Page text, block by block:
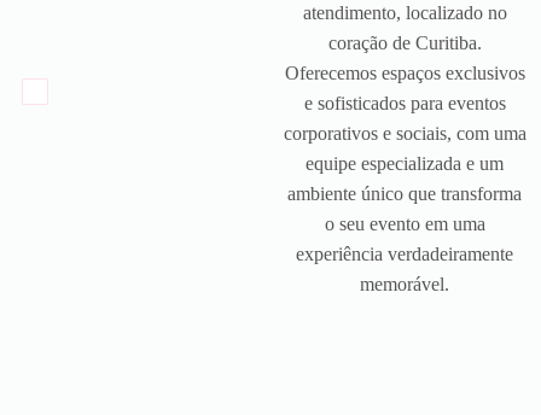
atendimento, localizado no
coração de Curitiba.
Oferecemos espaços exclusivos
e sofisticados para eventos
corporativos e sociais, com uma
equipe especializada e um
ambiente único que transforma
o seu evento em uma
experiência verdadeiramente
memorável.